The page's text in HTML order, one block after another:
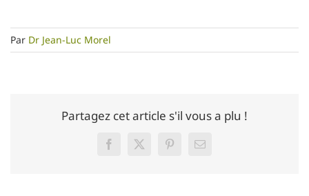
Par Dr Jean-Luc Morel
Partagez cet article s'il vous a plu !
FacebookTwitterPinterestEmail